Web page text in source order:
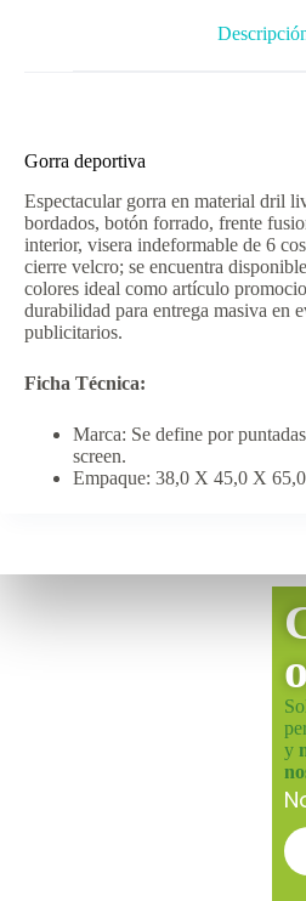
Gorra deportiva
Espectacular gorra en material dril
bordados, botón forrado, frente
interior, visera indeformable de 6
cierre velcro; se encuentra
colores ideal como artículo
durabilidad para entrega masiva en
publicitarios.
Ficha Técnica:
Marca: Se define por
screen.
Empaque: 38,0 X 45,0 X
y